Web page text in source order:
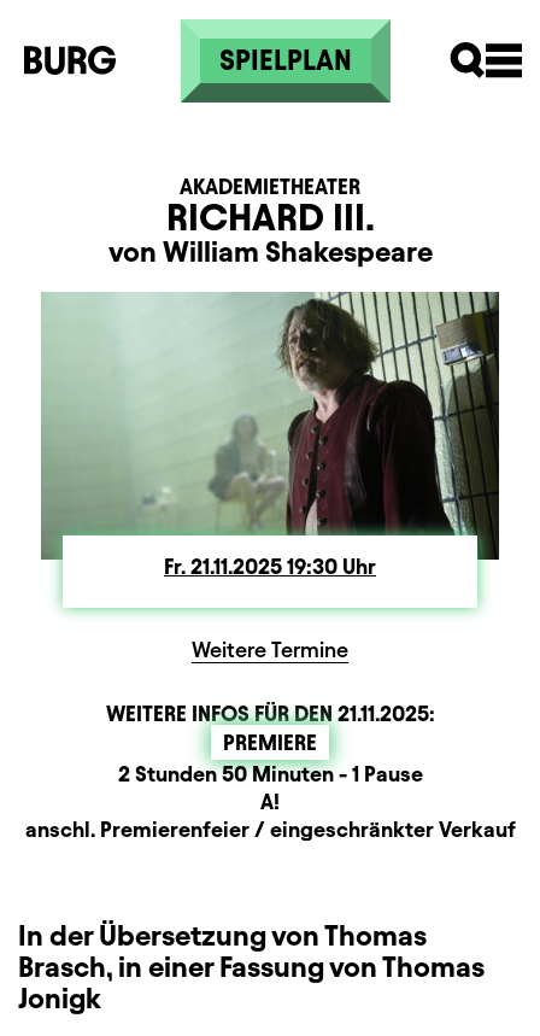
Direkt zum Inhalt
SPIELPLAN
RICHARD III.
AKADEMIETHEATER
von William Shakespeare
Fr. Freitag
21.11.2025 19:30Uhr
Weitere Termine
WEITERE INFOS FÜR DEN 21.11.2025:
PREMIERE
BeschreibungInformation
Dauer und Pausen2 Stunden 50 Minuten - 1 Pause
A!
Zusatzinformation
anschl. Premierenfeier / eingeschränkter Verkauf
In der Übersetzung von Thomas
Brasch, in einer Fassung von Thomas
Jonigk